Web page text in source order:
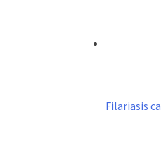
Filariasis